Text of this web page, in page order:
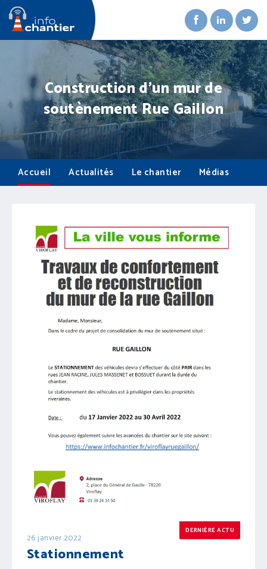
Construction d'un mur de
soutènement Rue Gaillon
Accueil Actualités Le chantier Médias
DERNIÈRE ACTU
26 janvier 2022
Stationnement